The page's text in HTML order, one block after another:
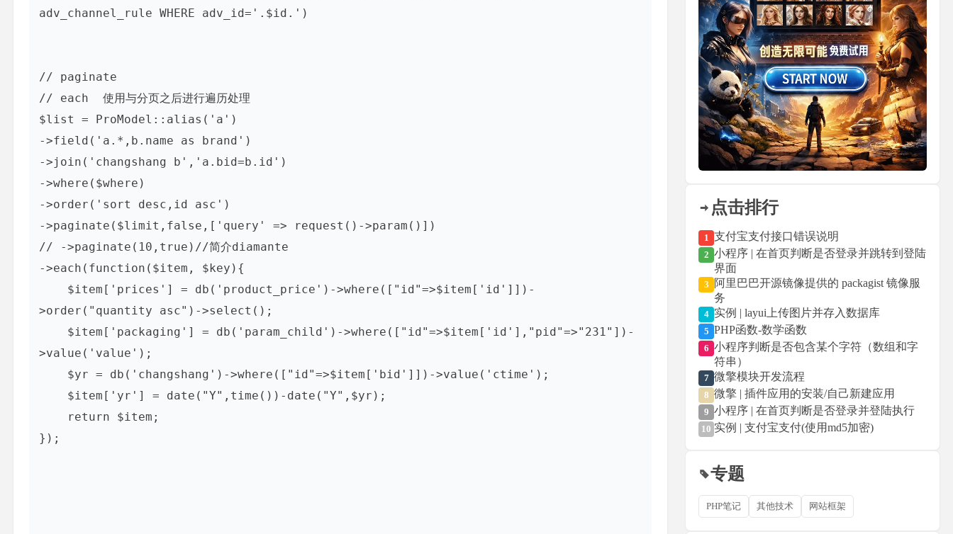
adv_channel_rule WHERE adv_id='.$id.')
// paginate
// each  使用与分页之后进行遍历处理
$list = ProModel::alias('a')
->field('a.*,b.name as brand')
->join('changshang b','a.bid=b.id')
->where($where)
->order('sort desc,id asc')
->paginate($limit,false,['query' => request()->param()])
// ->paginate(10,true)//简介diamante
->each(function($item, $key){
>order("quantity asc")->select();
>value('value');
});
点击排行
1 支付宝支付接口错误说明
2 小程序 | 在首页判断是否登录并跳转到登陆
界面
3
阿里巴巴开源镜像提供的 packagist 镜像服
务
4 实例 | layui上传图片并存入数据库
5 PHP函数-数学函数
6 小程序判断是否包含某个字符（数组和字
符串）
7 微擎模块开发流程
8 微擎 | 插件应用的安装/自己新建应用
9 小程序 | 在首页判断是否登录并登陆执行
10 实例 | 支付宝支付(使用md5加密)
专题
PHP笔记 其他技术 网站框架